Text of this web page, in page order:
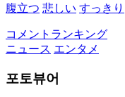
腹立つ 悲しい すっきり
コメントランキング
ニュース エンタメ
포토뷰어